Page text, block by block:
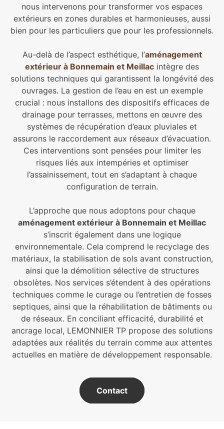
nous intervenons pour transformer vos espaces
extérieurs en zones durables et harmonieuses, aussi
bien pour les particuliers que pour les professionnels.
Au-delà de l’aspect esthétique, l’aménagement
extérieur à Bonnemain et Meillac intègre des
solutions techniques qui garantissent la longévité des
ouvrages. La gestion de l’eau en est un exemple
crucial : nous installons des dispositifs efficaces de
drainage pour terrasses, mettons en œuvre des
systèmes de récupération d’eaux pluviales et
assurons le raccordement aux réseaux d’évacuation.
Ces interventions sont pensées pour limiter les
risques liés aux intempéries et optimiser
l’assainissement, tout en s’adaptant à chaque
configuration de terrain.
L’approche que nous adoptons pour chaque
aménagement extérieur à Bonnemain et Meillac
s’inscrit également dans une logique
environnementale. Cela comprend le recyclage des
matériaux, la stabilisation de sols avant construction,
ainsi que la démolition sélective de structures
obsolètes. Nos services s’étendent à des opérations
techniques comme le curage ou l’entretien de fosses
septiques, ainsi que la réhabilitation de bâtiments ou
de réseaux. En conciliant efficacité, durabilité et
ancrage local, LEMONNIER TP propose des solutions
adaptées aux réalités du terrain comme aux attentes
actuelles en matière de développement responsable.
Contact